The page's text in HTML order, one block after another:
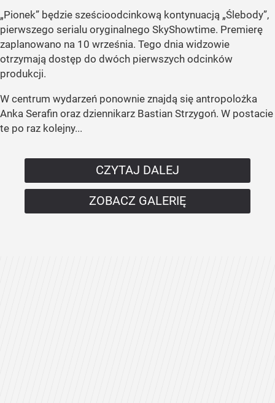
„Pionek” będzie sześcioodcinkową kontynuacją „Ślebody”,
pierwszego serialu oryginalnego SkyShowtime. Premierę
zaplanowano na 10 września. Tego dnia widzowie
otrzymają dostęp do dwóch pierwszych odcinków
produkcji.
W centrum wydarzeń ponownie znajdą się antropolożka
Anka Serafin oraz dziennikarz Bastian Strzygoń. W postacie
te po raz kolejny...
CZYTAJ DALEJ
ZOBACZ GALERIĘ